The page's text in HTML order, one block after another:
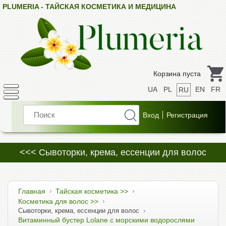
PLUMERIA - ТАЙСКАЯ КОСМЕТИКА И МЕДИЦИНА
Корзина пуста
UA
PL RU EN FR
<<< Сывоторки, крема, ессенции для волос
Главная
Тайская косметика >>
Косметика для волос >>
Сывоторки, крема, ессенции для волос
Витаминный бустер Lolane с морскими водорослями